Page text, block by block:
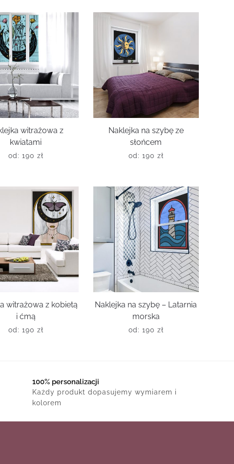
witrażowa z
kwiatami
od: 190 zł
Naklejka na szybę ze
słońcem
od: 190 zł
witrażowa z kobietą
i ćmą
od: 190 zł
Naklejka na szybę – Latarnia
morska
od: 190 zł
100% personalizacji
Każdy produkt dopasujemy wymiarem i
kolorem